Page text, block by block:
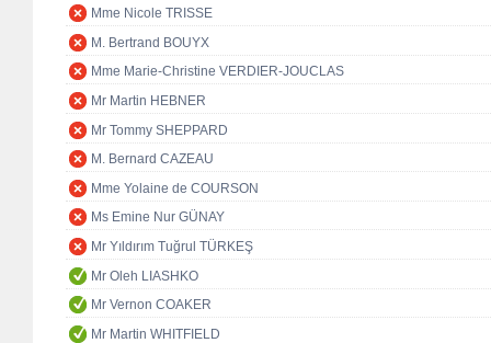
Mme Nicole TRISSE
M. Bertrand BOUYX
Mme Marie-Christine VERDIER-JOUCLAS
Mr Martin HEBNER
Mr Tommy SHEPPARD
M. Bernard CAZEAU
Mme Yolaine de COURSON
Ms Emine Nur GÜNAY
Mr Yıldırım Tuğrul TÜRKEŞ
Mr Oleh LIASHKO
Mr Vernon COAKER
Mr Martin WHITFIELD